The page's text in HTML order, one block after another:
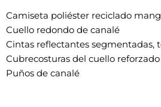
Camiseta poliéster reciclado
Cuello redondo de canalé
Cintas reflectantes segmentadas,
Cubrecosturas del cuello
Puños de canalé